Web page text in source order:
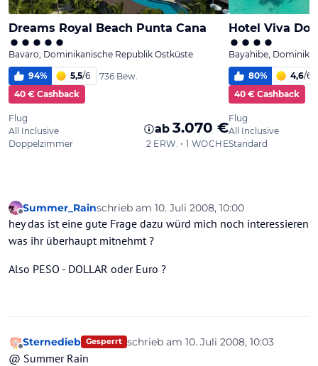
Offline
Summer_Rainschrieb am 10. Juli 2008, 10:00
zuletzt editiert von
hey das ist eine gute Frage dazu würd mich noch interessieren
was ihr überhaupt mitnehmt ?
Also PESO - DOLLAR oder Euro ?
Offline
Sternedieb Gesperrt schrieb am 10. Juli 2008, 10:03
zuletzt editiert von
@ Summer Rain